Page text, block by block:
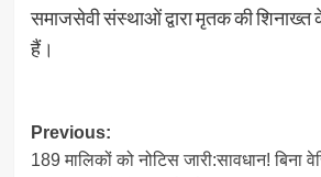
समाजसेवी संस्थाओं द्वारा मृतक की शिनाख्त
हैं।
Post
Previous:
189 मालिकों को नोटिस जारी:सावधान‌! बिना